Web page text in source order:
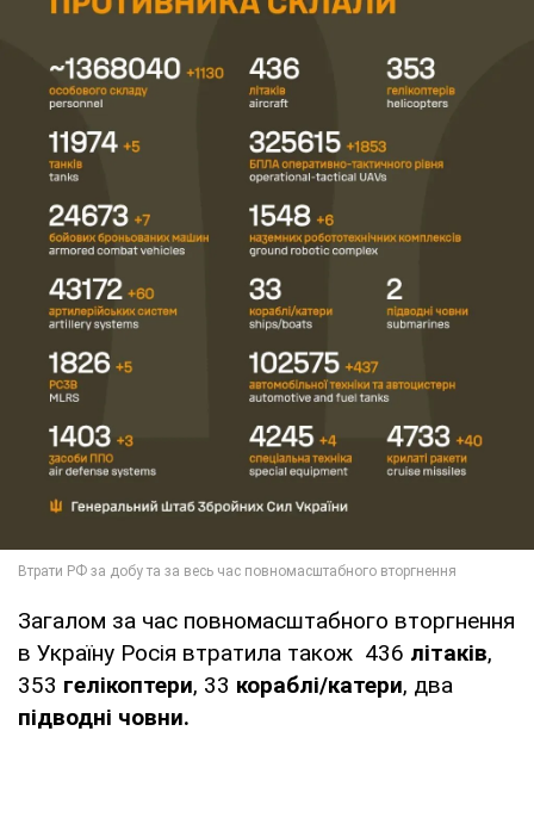
Загалом за час повномасштабного вторгнення
в Україну Росія втратила також 436 літаків,
353 гелікоптери, 33 кораблі/катери, два
підводні човни.